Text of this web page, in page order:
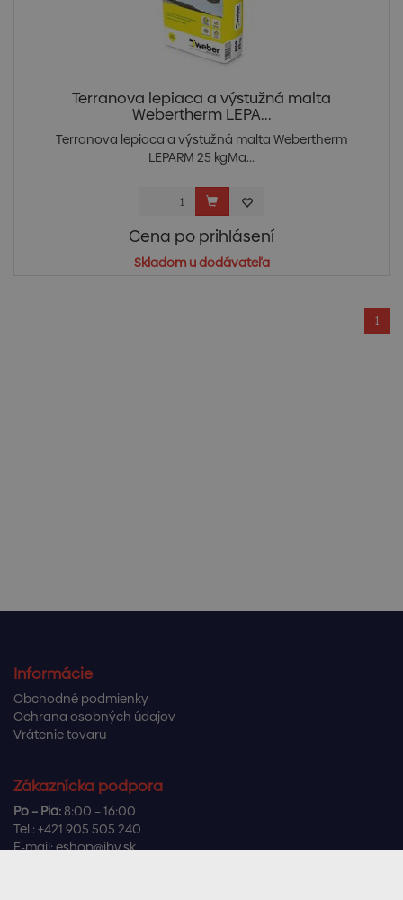
Terranova lepiaca a výstužná malta
Webertherm LEPA...
Terranova lepiaca a výstužná malta Webertherm
LEPARM 25 kgMa...
Cena po prihlásení
Skladom u dodávateľa
1
Informácie
Obchodné podmienky
Ochrana osobných údajov
Vrátenie tovaru
Zákaznícka podpora
Po – Pia:8:00 – 16:00
Tel.: +421 905 505 240
E-mail:eshop@ibv.sk